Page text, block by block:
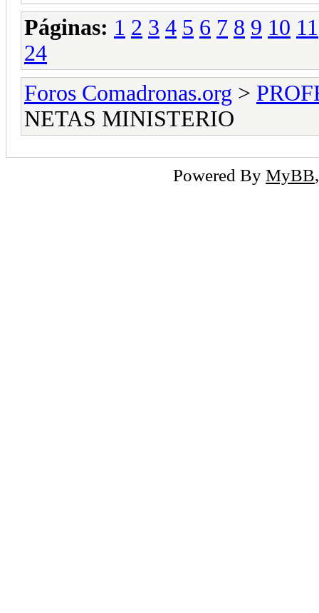
Páginas: 1 2 3 4 5 6 7 8 9 10 11
24
Foros Comadronas.org >
NETAS MINISTERIO
Powered By MyBB